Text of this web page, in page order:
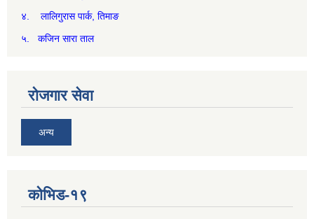
४. लालिगुरास पार्क, तिमाङ
५. कजिन सारा ताल
रोजगार सेवा
अन्य
कोभिड-१९